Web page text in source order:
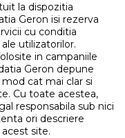
la dispozitia
Geron isi rezerva
cu conditia
utilizatorilor.
in campaniile
Geron depune
cat mai clar si
Cu toate acestea,
responsabila sub nici
ori descriere
site.